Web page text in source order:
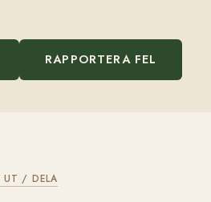
RAPPORTERA FEL
UT / DELA